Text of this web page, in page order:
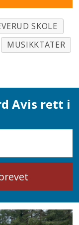
SKOLE
MUSIKKTATER
Avis rett i